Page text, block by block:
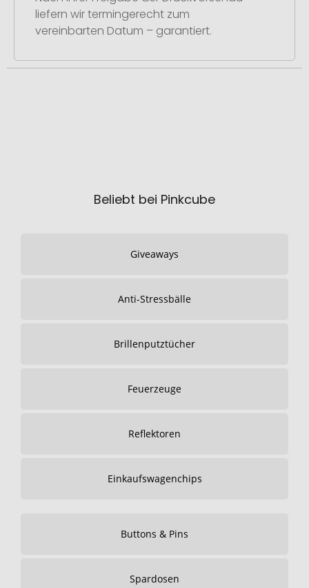
liefern wir termingerecht zum
vereinbarten Datum – garantiert.
Beliebt bei Pinkcube
Giveaways
Anti-Stressbälle
Brillenputztücher
Feuerzeuge
Reflektoren
Einkaufswagenchips
Buttons & Pins
Spardosen